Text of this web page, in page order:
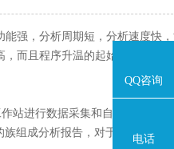
强，分析周期短，分析速度快
而且程序升温的起始温度比较
站进行数据采集和自动处理，计
组成分析报告，对于原油评价
QQ咨询
电话